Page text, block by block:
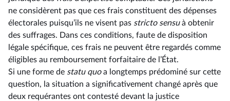
ne considèrent pas que ces frais constituent des dépenses
électorales puisqu’ils ne visent pas stricto sensuà obtenir
des suffrages. Dans ces conditions, faute de disposition
légale spécifique, ces frais ne peuvent être regardés comme
éligibles au remboursement forfaitaire de l’État.
Si une forme de statu quoa longtemps prédominé sur cette
question, la situation a significativement changé après que
deux requérantes ont contesté devant la justice